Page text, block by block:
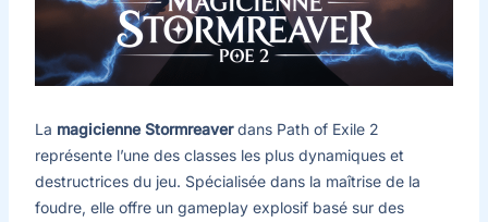
La magicienne Stormreaverdans Path of Exile 2
représente l’une des classes les plus dynamiques et
destructrices du jeu. Spécialisée dans la maîtrise de la
foudre, elle offre un gameplay explosif basé sur des